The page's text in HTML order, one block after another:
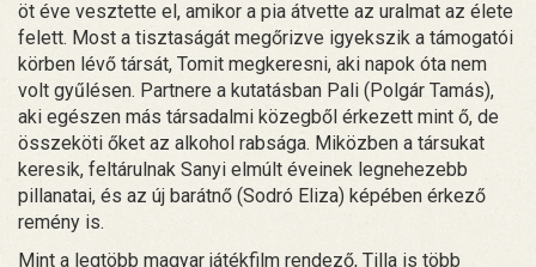
öt éve vesztette el, amikor a pia átvette az uralmat az élete
felett. Most a tisztaságát megőrizve igyekszik a támogatói
körben lévő társát, Tomit megkeresni, aki napok óta nem
volt gyűlésen. Partnere a kutatásban Pali (Polgár Tamás),
aki egészen más társadalmi közegből érkezett mint ő, de
összeköti őket az alkohol rabsága. Miközben a társukat
keresik, feltárulnak Sanyi elmúlt éveinek legnehezebb
pillanatai, és az új barátnő (Sodró Eliza) képében érkező
remény is.
Mint a legtöbb magyar játékfilm rendező, Tilla is több